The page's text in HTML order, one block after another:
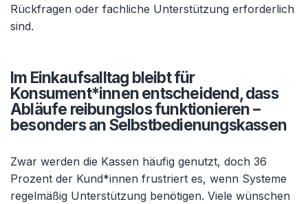
Rückfragen oder fachliche Unterstützung erforderlich
sind.
Im Einkaufsalltag bleibt für
Konsument*innen entscheidend, dass
Abläufe reibungslos funktionieren –
besonders an Selbstbedienungskassen
Zwar werden die Kassen häufig genutzt, doch 36
Prozent der Kund*innen frustriert es, wenn Systeme
regelmäßig Unterstützung benötigen. Viele wünschen